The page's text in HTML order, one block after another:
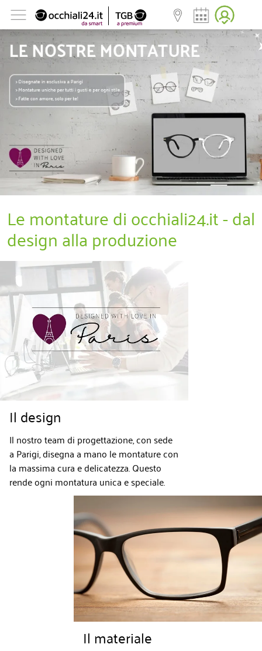
Le montature di occhiali24.it - dal
design alla produzione
Il design
Il nostro team di progettazione, con sede
a Parigi, disegna a mano le montature con
la massima cura e delicatezza. Questo
rende ogni montatura unica e speciale.
Il materiale